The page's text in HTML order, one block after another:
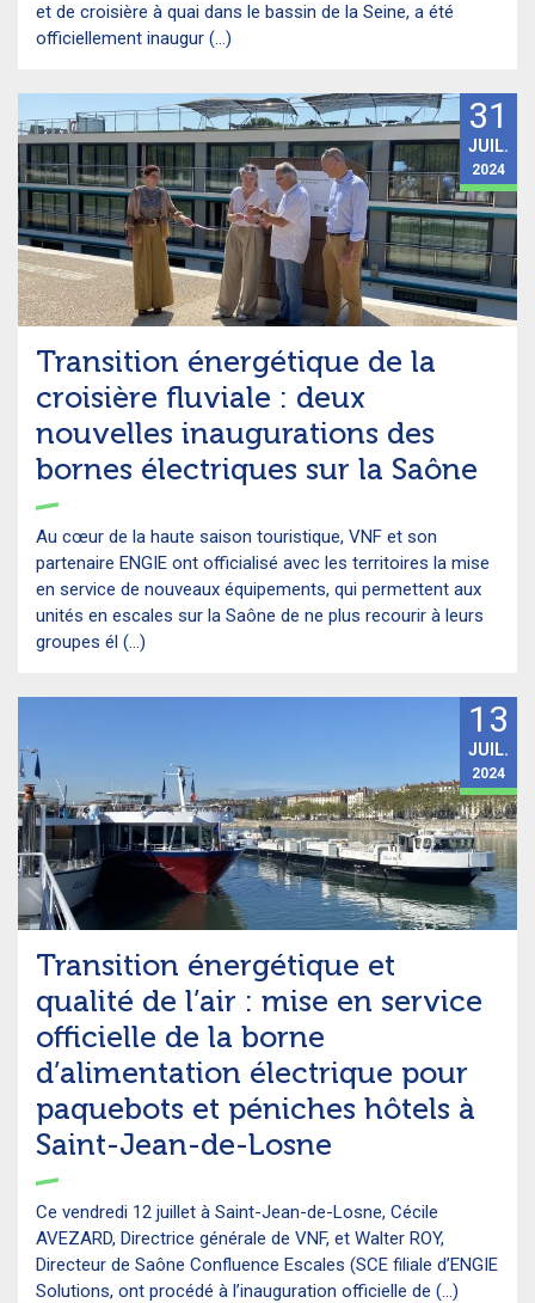
et de croisière à quai dans le bassin de la Seine, a été
officiellement inaugur (...)
Transition énergétique de la
croisière fluviale : deux
nouvelles inaugurations des
bornes électriques sur la Saône
Au cœur de la haute saison touristique, VNF et son
partenaire ENGIE ont officialisé avec les territoires la mise
en service de nouveaux équipements, qui permettent aux
unités en escales sur la Saône de ne plus recourir à leurs
groupes él (...)
31
JUIL.
2024
Transition énergétique et
qualité de l’air : mise en service
officielle de la borne
d’alimentation électrique pour
paquebots et péniches hôtels à
Saint-Jean-de-Losne
Ce vendredi 12 juillet à Saint-Jean-de-Losne, Cécile
AVEZARD, Directrice générale de VNF, et Walter ROY,
Directeur de Saône Confluence Escales (SCE filiale d’ENGIE
Solutions, ont procédé à l’inauguration officielle de (...)
13
JUIL.
2024